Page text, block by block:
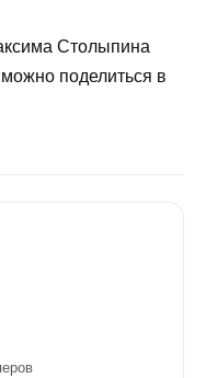
Столыпина
поделиться в